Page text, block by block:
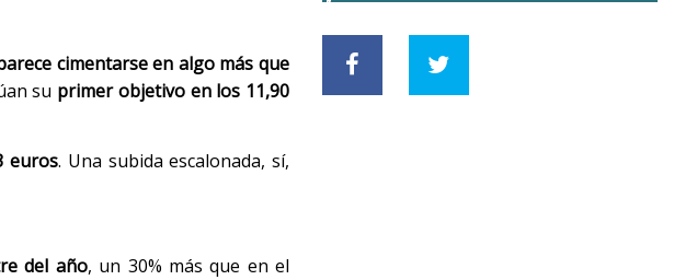
cimentarse en algo más que
su primer objetivo en los 11,90
euros. Una subida escalonada, sí,
del año, un 30% más que en el